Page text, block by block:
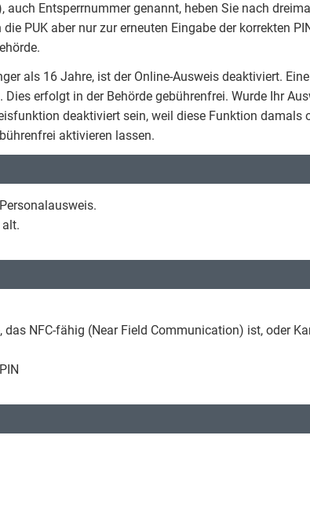
auch Entsperrnummer genannt, heben Sie nach
PUK aber nur zur erneuten Eingabe der korrekten
als 16 Jahre, ist der Online-Ausweis deaktiviert.
erfolgt in der Behörde gebührenfrei. Wurde Ihr
deaktiviert sein, weil diese Funktion damals
aktivieren lassen.
NFC-fähig (Near Field Communication) ist, oder